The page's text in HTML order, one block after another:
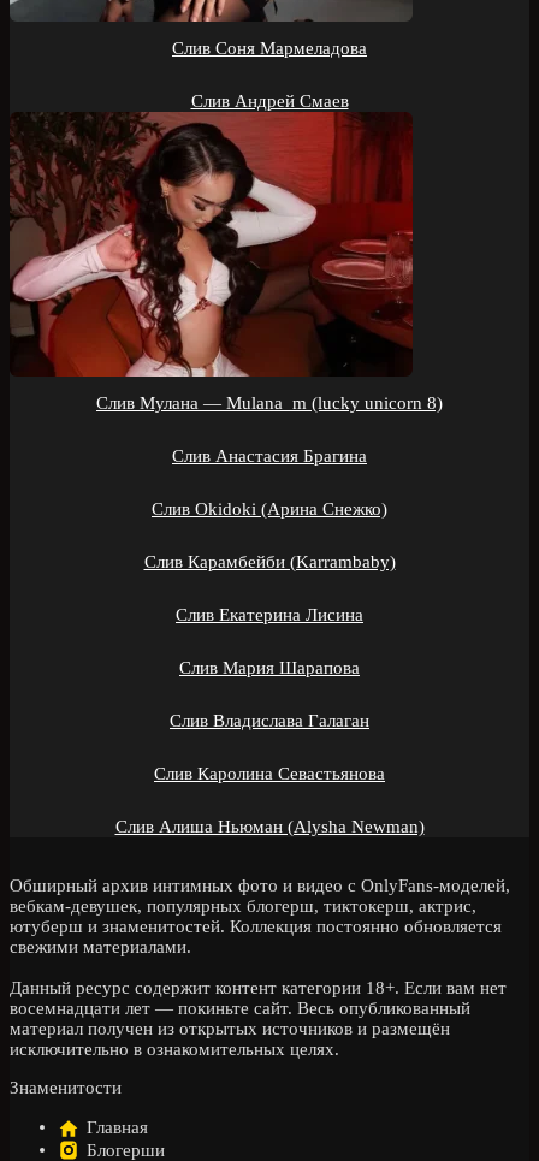
Слив Соня Мармеладова
Слив Андрей Смаев
Слив Мулана — Mulana_m (lucky unicorn 8)
Слив Анастасия Брагина
Слив Okidoki (Арина Снежко)
Слив Карамбейби (Karrambaby)
Слив Екатерина Лисина
Слив Мария Шарапова
Слив Владислава Галаган
Слив Каролина Севастьянова
Слив Алиша Ньюман (Alysha Newman)
Обширный архив интимных фото и видео с OnlyFans-моделей,
вебкам-девушек, популярных блогерш, тиктокерш, актрис,
ютуберш и знаменитостей. Коллекция постоянно обновляется
свежими материалами.
Данный ресурс содержит контент категории 18+. Если вам нет
восемнадцати лет — покиньте сайт. Весь опубликованный
материал получен из открытых источников и размещён
исключительно в ознакомительных целях.
Знаменитости
Главная
Блогерши